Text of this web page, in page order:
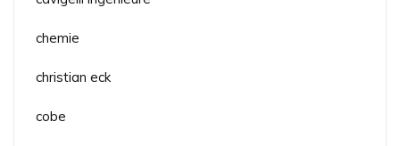
chemie
christian eck
cobe